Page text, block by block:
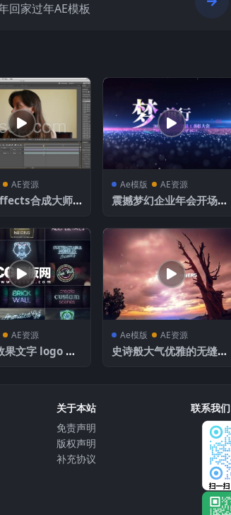
回家过年AE模板
AE资源
合成大师
Ae模版 AE资源
震撼梦幻企业年会开场片
AE资源
字 logo Ne
Ae模版 AE资源
史诗般大气优雅的无缝转
关于本站
免责声明
版权声明
补充协议
联系我们